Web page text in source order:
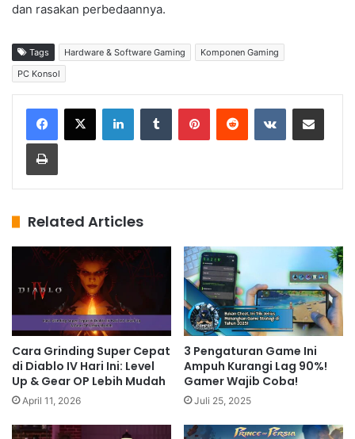
dan rasakan perbedaannya.
Tags Hardware & Software Gaming
Komponen Gaming
PC Konsol
Related Articles
Cara Grinding Super Cepat
di Diablo IV Hari Ini: Level
Up & Gear OP Lebih Mudah
April 11, 2026
3 Pengaturan Game Ini
Ampuh Kurangi Lag 90%!
Gamer Wajib Coba!
Juli 25, 2025